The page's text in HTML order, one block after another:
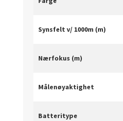
Synsfelt v/ 1000m (m)
Nærfokus (m)
Målenøyaktighet
Batteritype